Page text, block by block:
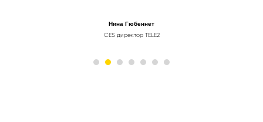
Нина Гюбеннет
CES директор TELE2